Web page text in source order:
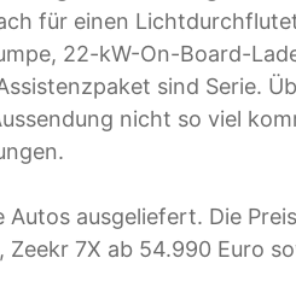
für einen
22-kW-On-Board-
sind Serie.
nicht so viel
Autos ausgeliefert. Die
Zeekr 7X ab 54.990 Euro